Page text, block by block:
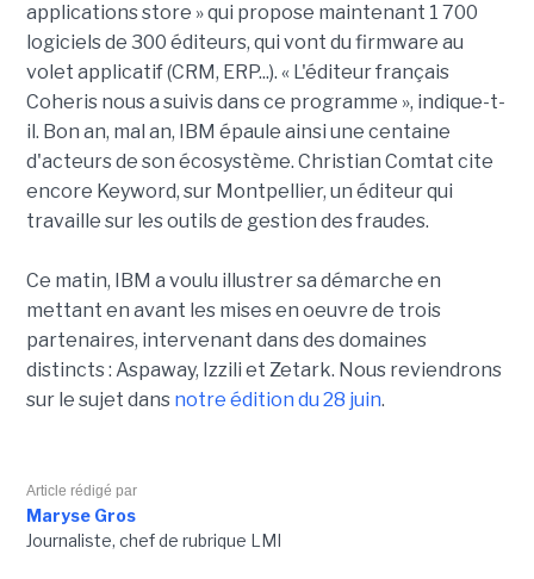
applications store » qui propose maintenant 1 700
logiciels de 300 éditeurs, qui vont du firmware au
volet applicatif (CRM, ERP...). « L'éditeur français
Coheris nous a suivis dans ce programme », indique-t-
il. Bon an, mal an, IBM épaule ainsi une centaine
d'acteurs de son écosystème. Christian Comtat cite
encore Keyword, sur Montpellier, un éditeur qui
travaille sur les outils de gestion des fraudes.
Ce matin, IBM a voulu illustrer sa démarche en
mettant en avant les mises en oeuvre de trois
partenaires, intervenant dans des domaines
distincts : Aspaway, Izzili et Zetark. Nous reviendrons
sur le sujet dans notre édition du 28 juin.
Article rédigé par
Maryse Gros
Journaliste, chef de rubrique LMI